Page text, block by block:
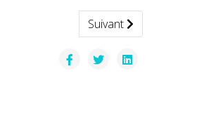
Article suivant : Transport
Suivant